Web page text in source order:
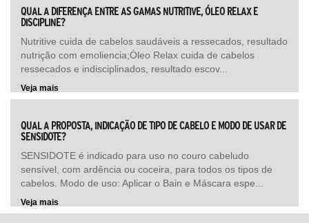
QUAL A DIFERENÇA ENTRE AS GAMAS NUTRITIVE, ÓLEO RELAX E
DISCIPLINE?
Nutritive cuida de cabelos saudáveis a ressecados, resultado
nutrição com emoliencia;Óleo Relax cuida de cabelos
ressecados e indisciplinados, resultado escov...
Veja mais
QUAL A PROPOSTA, INDICAÇÃO DE TIPO DE CABELO E MODO DE USAR DE
SENSIDOTE?
SENSIDOTE é indicado para uso no couro cabeludo
sensível, com ardência ou coceira, para todos os tipos de
cabelos. Modo de uso: Aplicar o Bain e Máscara espe...
Veja mais